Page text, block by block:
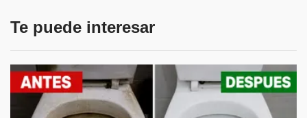
Te puede interesar